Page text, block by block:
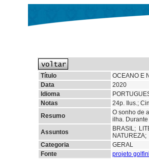
Título
OCEANO E
Data
2020
Idioma
Notas
24p. Ilus.;
Resumo
O sonho de
ilha.
Assuntos
BRASIL;
Categoria
GERAL
Fonte
projeto